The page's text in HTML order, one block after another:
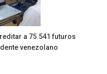
a 75.541 futuros
venezolano